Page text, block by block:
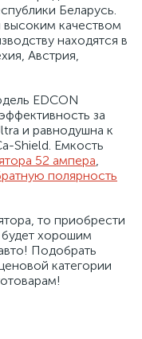
Беларусь.
высоким качеством
находятся в
Австрия,
EDCON
за
и равнодушна к
Shield. Емкость
52 ампера,
полярность
то приобрести
хорошим
Подобрать
категории